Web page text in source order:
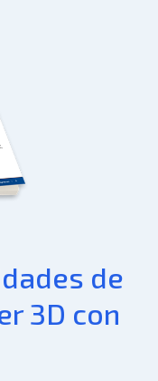
de
3D con